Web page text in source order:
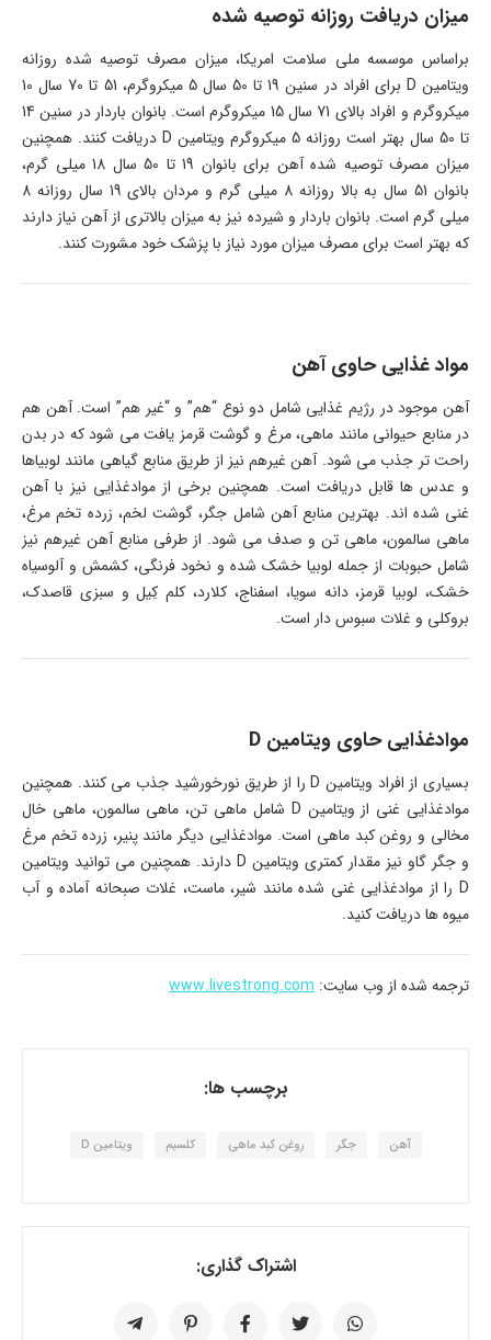
میزان دریافت روزانه توصیه شده
براساس موسسه ملی سلامت امریکا، میزان مصرف توصیه شده روزانه
ویتامین D برای افراد در سنین 19 تا 50 سال 5 میکروگرم، 51 تا 70 سال 10
میکروگرم و افراد بالای 71 سال 15 میکروگرم است. بانوان باردار در سنین 14
تا 50 سال بهتر است روزانه 5 میکروگرم ویتامین D دریافت کنند. همچنین
میزان مصرف توصیه شده آهن برای بانوان 19 تا 50 سال 18 میلی گرم،
بانوان 51 سال به بالا روزانه 8 میلی گرم و مردان بالای 19 سال روزانه 8
میلی گرم است. بانوان باردار و شیرده نیز به میزان بالاتری از آهن نیاز دارند
که بهتر است برای مصرف میزان مورد نیاز با پزشک خود مشورت کنند.
مواد غذایی حاوی آهن
آهن موجود در رژیم غذایی شامل دو نوع “هم” و “غیر هم” است. آهن هم
در منابع حیوانی مانند ماهی، مرغ و گوشت قرمز یافت می شود که در بدن
راحت تر جذب می شود. آهن غیرهم نیز از طریق منابع گیاهی مانند لوبیاها
و عدس ها قابل دریافت است. همچنین برخی از موادغذایی نیز با آهن
غنی شده اند. بهترین منابع آهن شامل جگر، گوشت لخم، زرده تخم مرغ،
ماهی سالمون، ماهی تن و صدف می شود. از طرفی منابع آهن غیرهم نیز
شامل حبوبات از جمله لوبیا خشک شده و نخود فرنگی، کشمش و آلوسیاه
خشک، لوبیا قرمز، دانه سویا، اسفناج، کلارد، کلم کِیل و سبزی قاصدک،
بروکلی و غلات سبوس دار است.
موادغذایی حاوی ویتامین D
بسیاری از افراد ویتامین D را از طریق نورخورشید جذب می کنند. همچنین
موادغذایی غنی از ویتامین D شامل ماهی تن، ماهی سالمون، ماهی خال
مخالی و روغن کبد ماهی است. موادغذایی دیگر مانند پنیر، زرده تخم مرغ
و جگر گاو نیز مقدار کمتری ویتامین D دارند. همچنین می توانید ویتامین
D را از موادغذایی غنی شده مانند شیر، ماست، غلات صبحانه آماده و آب
میوه ها دریافت کنید.
ترجمه شده از وب سایت: www.livestrong.com
برچسب ها:
آهن جگر روغن کبد ماهی کلسیم ویتامین D
اشتراک گذاری: